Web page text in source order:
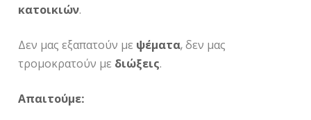
κατοικιών.
Δεν μας εξαπατούν με ψέματα, δεν μας
τρομοκρατούν με διώξεις.
Απαιτούμε: